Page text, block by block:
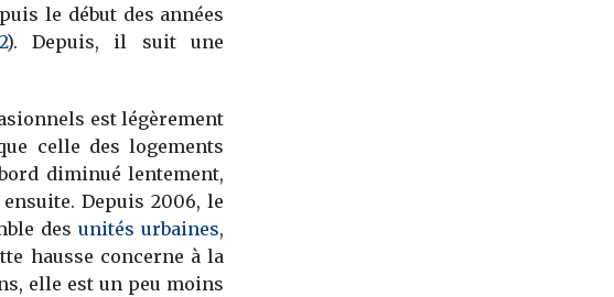
le début des années
). Depuis, il suit une
est légèrement
celle des logements
diminué lentement,
Depuis 2006, le
desunités urbaines,
hausse concerne à la
elle est un peu moins